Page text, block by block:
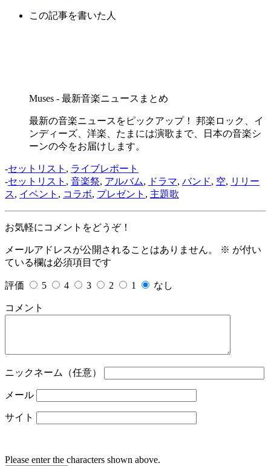
この記事を書いた人
Muses - 最新音楽ニュースまとめ
最新の音楽ニュースをピックアップ！ 邦楽ロック、イ
ンディーズ、洋楽、たまには演歌まで、日本の音楽シ
ーンの今をお届けします。
-セットリスト , ライブレポート
-セットリスト , 音楽祭, アルバム, ドラマ, バンド, 空, リリー
ス, イベント , コラボ, プレゼント , 主題歌
お気軽にコメントをどうぞ！
メールアドレスが公開されることはありません。 ※ が付い
ている欄は必須項目です
評価 5 4 3 2 1 なし
コメント
ニックネーム（任意）
メール
サイト
Please enter the characters shown above.